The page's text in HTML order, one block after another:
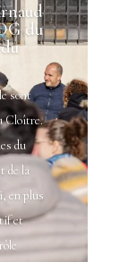
du
sont
Cloître.
du
de la
en plus
et